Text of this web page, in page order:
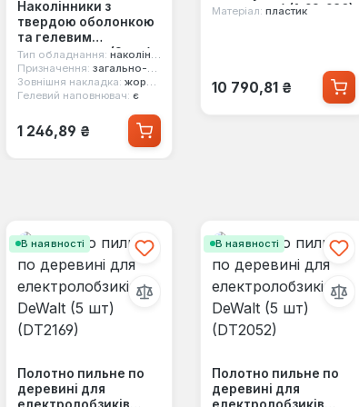
Наколінники з
твердою оболонкою
та гелевим
наповненням (2 шт.)
Stanley (FMST82961-1)
Тип обладнання: наколінники
Призначення: загально-будівельні роботи
Зовнішня накладка: жорстка
Гелевий наповнювач: є
Звичайна ціна:
1 246,89 ₴
пакування) (1-92-980)
Матеріал: пластик
Звичайна ціна:
10 790,81 ₴
В наявності
Полотно пильне по
деревині для
В наявності
Полотно пильне по
деревині для